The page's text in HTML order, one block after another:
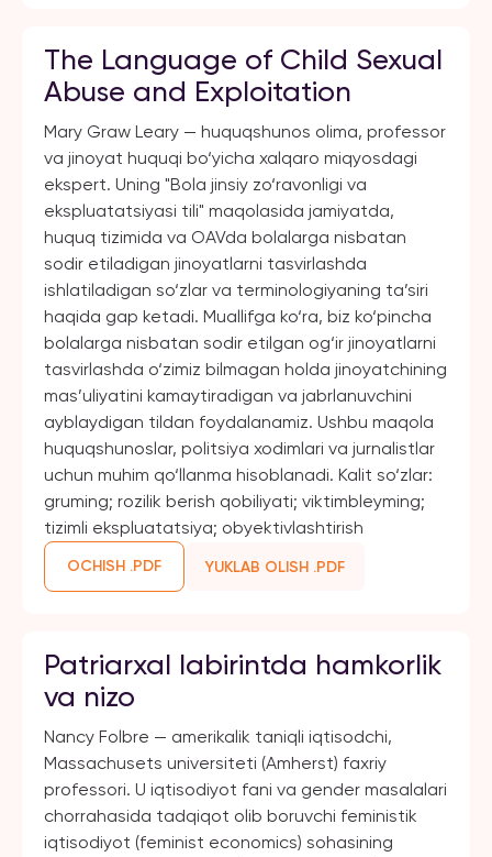
The Language of Child Sexual
Abuse and Exploitation
Mary Graw Leary — huquqshunos olima, professor
va jinoyat huquqi bo‘yicha xalqaro miqyosdagi
ekspert. Uning "Bola jinsiy zo‘ravonligi va
ekspluatatsiyasi tili" maqolasida jamiyatda,
huquq tizimida va OAVda bolalarga nisbatan
sodir etiladigan jinoyatlarni tasvirlashda
ishlatiladigan so‘zlar va terminologiyaning ta’siri
haqida gap ketadi. Muallifga ko‘ra, biz ko‘pincha
bolalarga nisbatan sodir etilgan og‘ir jinoyatlarni
tasvirlashda o‘zimiz bilmagan holda jinoyatchining
mas’uliyatini kamaytiradigan va jabrlanuvchini
ayblaydigan tildan foydalanamiz. Ushbu maqola
huquqshunoslar, politsiya xodimlari va jurnalistlar
uchun muhim qo‘llanma hisoblanadi. Kalit so‘zlar:
gruming; rozilik berish qobiliyati; viktimbleyming;
tizimli ekspluatatsiya; obyektivlashtirish
OCHISH .PDF YUKLAB OLISH .PDF
Patriarxal labirintda hamkorlik
va nizo
Nancy Folbre — amerikalik taniqli iqtisodchi,
Massachusets universiteti (Amherst) faxriy
professori. U iqtisodiyot fani va gender masalalari
chorrahasida tadqiqot olib boruvchi feministik
iqtisodiyot (feminist economics) sohasining